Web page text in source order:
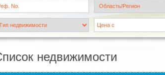
недвижимости